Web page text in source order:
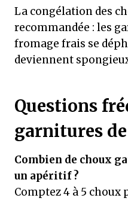
La congélation des
recommandée : les
fromage frais se
deviennent
Questions
garnitures
Combien de choux
un apéritif ?
Comptez 4 à 5 choux